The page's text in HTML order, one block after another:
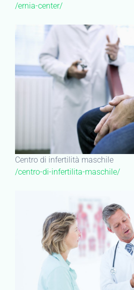
/ernia-center/
Centro di infertilità maschile
/centro-di-infertilita-maschile/